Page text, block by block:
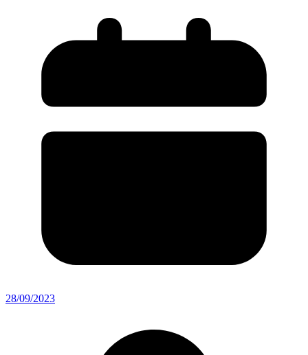
28/09/2023